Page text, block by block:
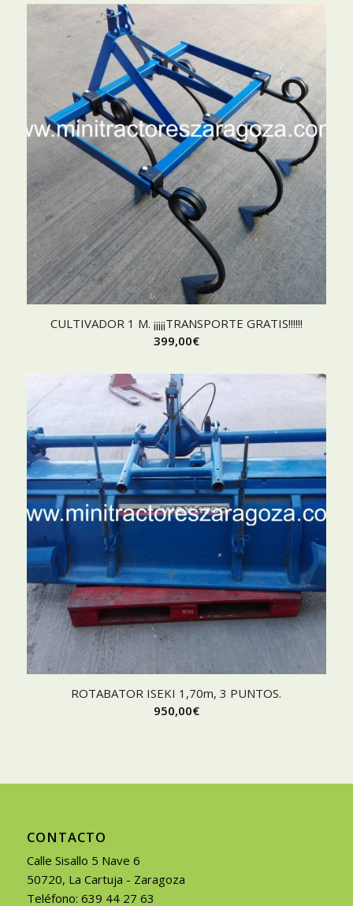
CULTIVADOR 1 M. ¡¡¡¡¡TRANSPORTE GRATIS!!!!!!
399,00€
ROTABATOR ISEKI 1,70m, 3 PUNTOS.
950,00€
CONTACTO
Calle Sisallo 5 Nave 6
50720, La Cartuja - Zaragoza
Teléfono: 639 44 27 63